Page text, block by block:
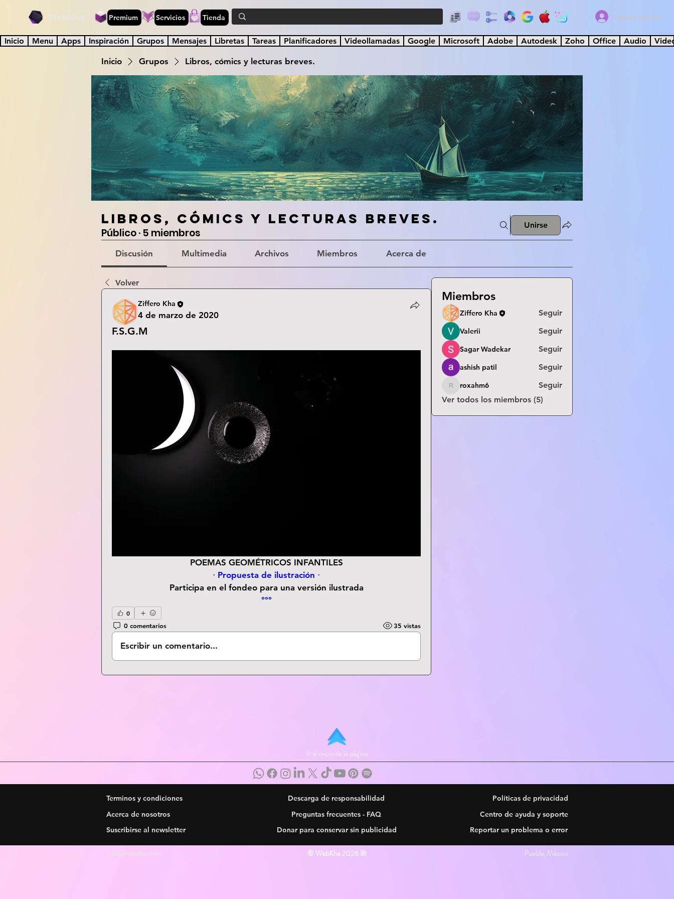
WebKha Premium Tienda
Servicios Iniciar sesión
Inicio Grupos Libros, cómics y lecturas breves.
Libros, cómics y lecturas breves.
Público· 5 miembros
Unirse
Discusión Multimedia Archivos Miembros Acerca de
Volver
Ziffero Kha
4 de marzo de 2020
F.S.G.M
POEMAS GEOMÉTRICOS INFANTILES
⋅ Propuesta de ilustración ⋅
Participa en el fondeo para una versión ilustrada
°°°
0
0 comentarios
35 vistas
Escribir un comentario...
Miembros
Ziffero Kha Seguir
Valerii Seguir
Sagar Wadekar Seguir
ashish patil Seguir
roxahm6
roxahm6
Seguir
Ver todos los miembros (5)
Inicio Menu Apps Inspiración Grupos Mensajes Libretas Tareas Planificadores Videollamadas Google Microsoft Adobe Autodesk Zoho Office Audio
Ir al inicio de la página
Terminos y condiciones
Acerca de nosotros
Suscribirse al newsletter
Descarga de responsabilidad
Preguntas frecuentes - FAQ
Donar para conservar sin publicidad
Políticas de privacidad
Centro de ayuda y soporte
Reportar un problema o error
mail@webkha.com © WebKha 2026 ® Puebla, México